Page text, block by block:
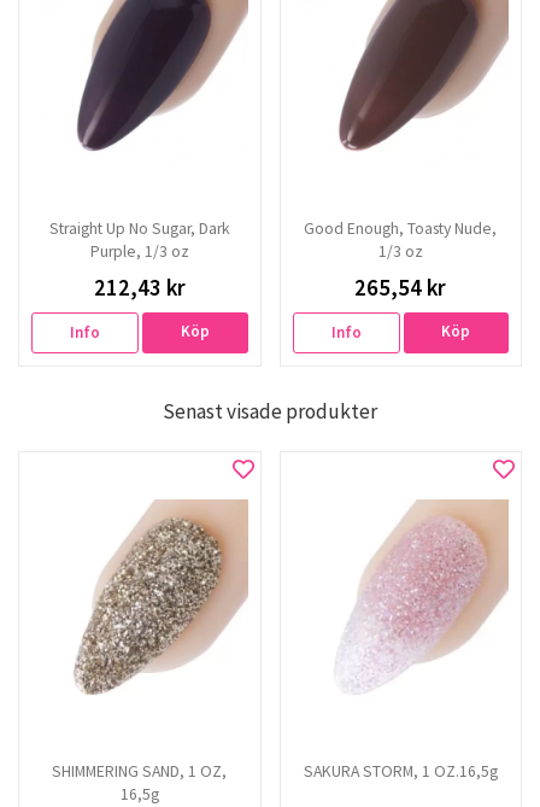
Straight Up No Sugar, Dark
Purple, 1/3 oz
212,43 kr
Info Köp
Good Enough, Toasty Nude,
1/3 oz
265,54 kr
Info Köp
Senast visade produkter
SHIMMERING SAND, 1 OZ,
16,5g
SAKURA STORM, 1 OZ.16,5g